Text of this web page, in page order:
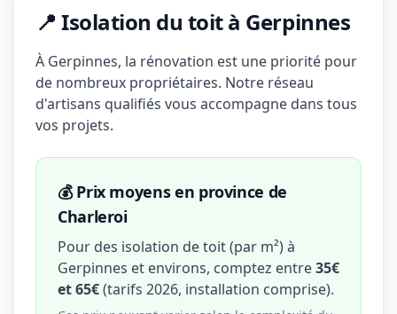
📍 Isolation du toit à Gerpinnes
À Gerpinnes, la rénovation est une priorité pour
de nombreux propriétaires. Notre réseau
d'artisans qualifiés vous accompagne dans tous
vos projets.
💰 Prix moyens en province de
Charleroi
Pour des isolation de toit (par m²) à
Gerpinnes et environs, comptez entre35€
et 65€(tarifs 2026, installation comprise).